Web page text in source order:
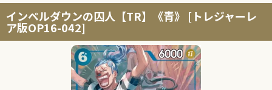
インペルダウンの囚人【TR】《青》 [ トレジャーレ
ア版OP16-042]